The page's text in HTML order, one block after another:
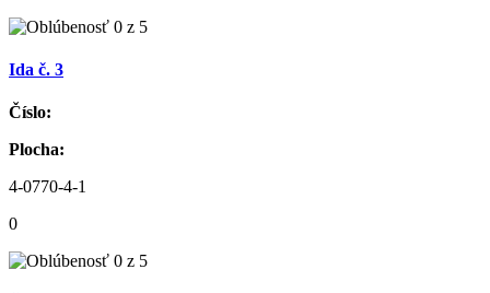
Ida č. 3
Číslo:
Plocha:
4-0770-4-1
0